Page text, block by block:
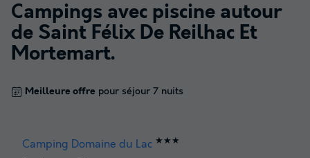
Campings avec piscine autour
de Saint Félix De Reilhac Et
Mortemart.
Meilleure offre pour séjour 7 nuits
Camping Domaine du Lac ★★★